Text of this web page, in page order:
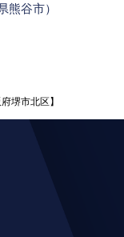
熊谷市）
堺市北区】